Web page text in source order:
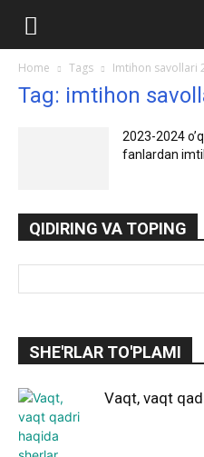
Home Tags Imtihon savollari
Tag: imtihon
2023-2024
fanlardan
QIDIRING VA TOPING
SHE'RLAR TO'PLAMI
Vaqt, vaqt